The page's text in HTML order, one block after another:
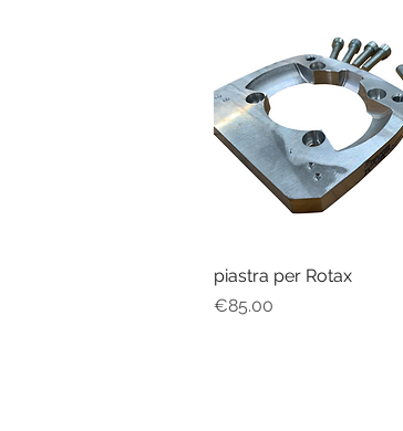
Quick View
piastra per Rotax
Price
€85.00